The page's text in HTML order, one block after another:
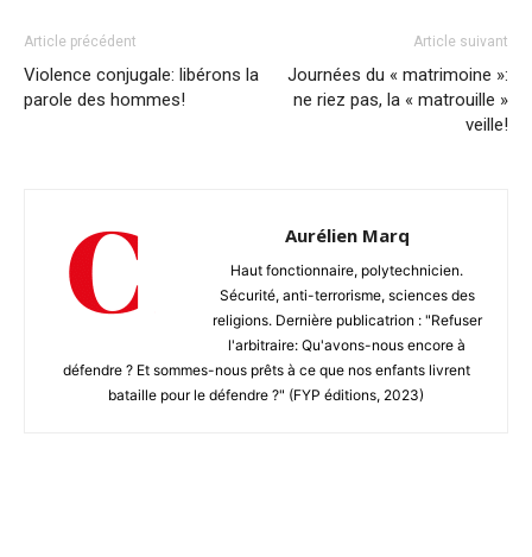
Article précédent
Violence conjugale: libérons la
parole des hommes!
Article suivant
Journées du « matrimoine »:
ne riez pas, la « matrouille »
veille!
Aurélien Marq
Haut fonctionnaire, polytechnicien.
Sécurité, anti-terrorisme, sciences des
religions. Dernière publicatrion : "Refuser
l'arbitraire: Qu'avons-nous encore à
défendre ? Et sommes-nous prêts à ce que nos enfants livrent
bataille pour le défendre ?" (FYP éditions, 2023)